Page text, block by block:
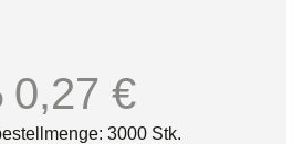
0,27 €
3000 Stk.